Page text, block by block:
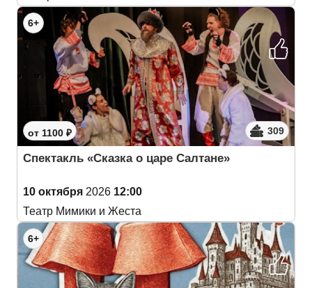
6+
от 1100 ₽ 309
Спектакль «Сказка о царе Салтане»
10 октября 2026 12:00
Театр Мимики и Жеста
6+